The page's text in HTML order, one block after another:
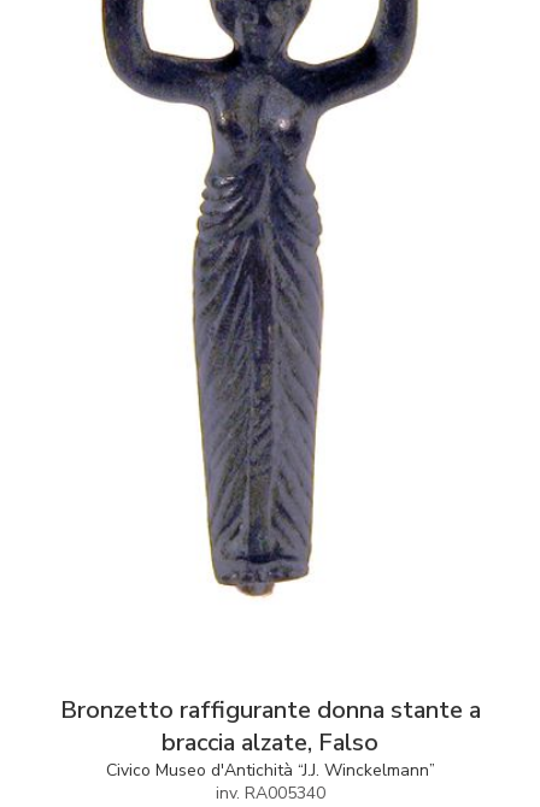
Bronzetto raffigurante donna stante a
braccia alzate, Falso
Civico Museo d'Antichità “J.J. Winckelmann”
inv. RA005340